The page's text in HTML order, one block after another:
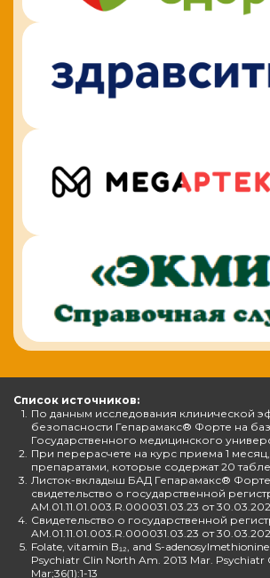
Список источников:
1. По данным исследования клинической
безопасности Гепарамакс® Форте на
Государственного медицинского
2. При перерасчете на курс приема 1
препаратами, которые содержат 20
3. Листок-вкладыш БАД Гепарамакс® Форте
свидетельство о государственной
AM.01.11.01.003.R.000031.03.23 от
4. Свидетельство о государственной
AM.01.11.01.003.R.000031.03.23 от
5. Folate, vitamin B₁₂, and S-
Psychiatr Clin North Am. 2013 Mar. Psychiatr
Mar;36(1):1-13